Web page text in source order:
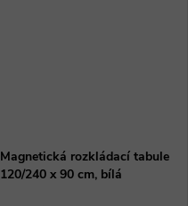
Magnetická rozkládací tabule
120/240 x 90 cm, bílá